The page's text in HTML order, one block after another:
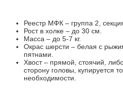
Реестр МФК – группа 2,
Рост в холке – до 30 см.
Масса – до 5-7 кг.
Окрас шерсти – белая с
пятнами.
Хвост – прямой, стоячий,
сторону головы, купируется
необходимости.